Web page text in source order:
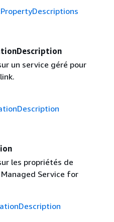
un service géré pour
les propriétés de
Service for